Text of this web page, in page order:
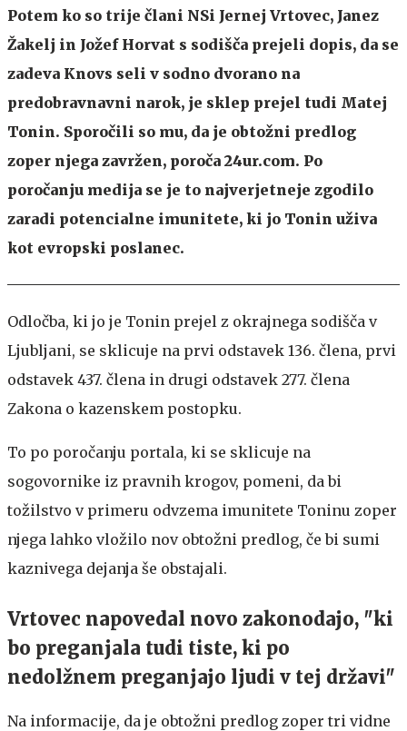
Potem ko so trije člani NSi Jernej Vrtovec, Janez
Žakelj in Jožef Horvat s sodišča prejeli dopis, da se
zadeva Knovs seli v sodno dvorano na
predobravnavni narok, je sklep prejel tudi Matej
Tonin. Sporočili so mu, da je obtožni predlog
zoper njega zavržen, poroča 24ur.com. Po
poročanju medija se je to najverjetneje zgodilo
zaradi potencialne imunitete, ki jo Tonin uživa
kot evropski poslanec.
Odločba, ki jo je Tonin prejel z okrajnega sodišča v
Ljubljani, se sklicuje na prvi odstavek 136. člena, prvi
odstavek 437. člena in drugi odstavek 277. člena
Zakona o kazenskem postopku.
To po poročanju portala, ki se sklicuje na
sogovornike iz pravnih krogov, pomeni, da bi
tožilstvo v primeru odvzema imunitete Toninu zoper
njega lahko vložilo nov obtožni predlog, če bi sumi
kaznivega dejanja še obstajali.
Vrtovec napovedal novo zakonodajo, "ki
bo preganjala tudi tiste, ki po
nedolžnem preganjajo ljudi v tej državi"
Na informacije, da je obtožni predlog zoper tri vidne